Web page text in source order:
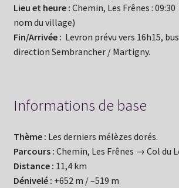
Lieu et heure : Chemin, Les Frênes :
nom du village)
Fin/Arrivée : Levron prévu vers 16h15,
direction Sembrancher / Martigny.
Informations de base
Thème : Les derniers mélèzes dorés.
Parcours : Chemin, Les Frênes → Col du
Distance : 11,4 km
Dénivelé : +652 m / –519 m